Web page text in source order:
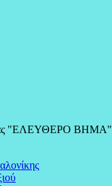
"ΕΛΕΥΘΕΡΟ ΒΗΜΑ"